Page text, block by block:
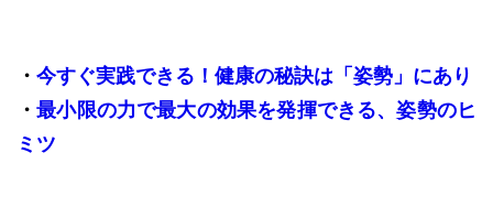
・ 今すぐ実践できる！健康の秘訣は「姿勢」にあり
・最小限の力で最大の効果を発揮できる、姿勢のヒ
ミツ